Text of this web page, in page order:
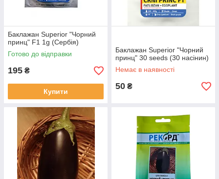
Баклажан Superior "Чорний
принц" F1 1g (Сербія)
Готово до відправки
195 ₴
Купити
Баклажан Superior "Чорний
принц" 30 seeds (30 насінин)
Немає в наявності
50 ₴